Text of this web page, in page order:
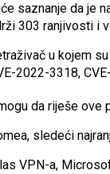
saznanje da je
303 ranjivosti i
u kojem
2022-3318,
da riješe ove
sledeći
VPN-a,